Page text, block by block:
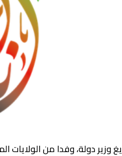
وزير دولة، وفدا من